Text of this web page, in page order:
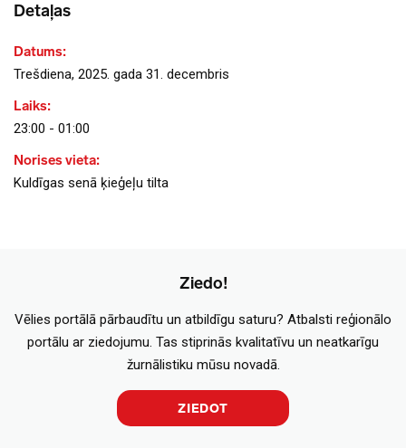
Detaļas
Datums:
Trešdiena, 2025. gada 31. decembris
Laiks:
23:00 - 01:00
Norises vieta:
Kuldīgas senā ķieģeļu tilta
Ziedo!
Vēlies portālā pārbaudītu un atbildīgu saturu? Atbalsti reģionālo
portālu ar ziedojumu. Tas stiprinās kvalitatīvu un neatkarīgu
žurnālistiku mūsu novadā.
ZIEDOT